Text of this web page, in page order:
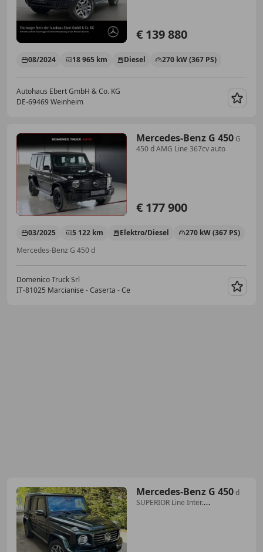
€ 139 880
08/2024 18 965 km Diesel 270 kW (367 PS)
Autohaus Ebert GmbH & Co. KG
DE-69469 Weinheim
Mercedes-Benz G 450G
450 d AMG Line 367cv auto
€ 177 900
03/2025 5 122 km Elektro/Diesel
270 kW (367 PS)
Mercedes-Benz G 450 d
Domenico Truck Srl
IT-81025 Marcianise - Caserta - Ce
Mercedes-Benz G 450d
SUPERIOR Line Inter.